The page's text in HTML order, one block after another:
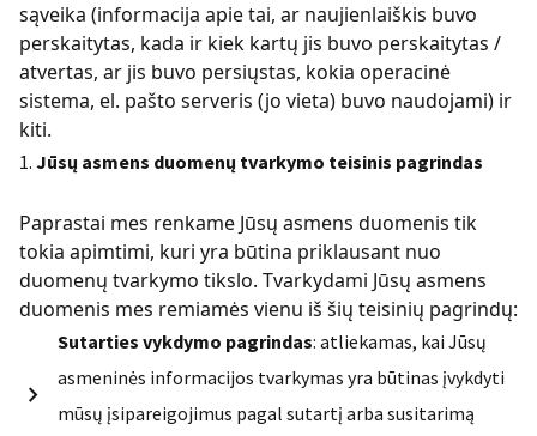
sąveika (informacija apie tai, ar naujienlaiškis buvo
perskaitytas, kada ir kiek kartų jis buvo perskaitytas /
atvertas, ar jis buvo persiųstas, kokia operacinė
sistema, el. pašto serveris (jo vieta) buvo naudojami) ir
kiti.
Jūsų asmens duomenų tvarkymo teisinis pagrindas
Paprastai mes renkame Jūsų asmens duomenis tik
tokia apimtimi, kuri yra būtina priklausant nuo
duomenų tvarkymo tikslo. Tvarkydami Jūsų asmens
duomenis mes remiamės vienu iš šių teisinių pagrindų:
Sutarties vykdymo pagrindas: atliekamas, kai Jūsų
asmeninės informacijos tvarkymas yra būtinas įvykdyti
mūsų įsipareigojimus pagal sutartį arba susitarimą